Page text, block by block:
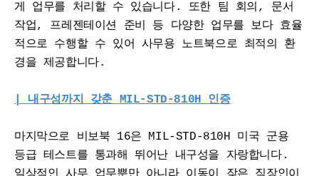
게 업무를 처리할 수 있습니다. 또한 팀 회의, 문서
작업, 프레젠테이션 준비 등 다양한 업무를 보다 효율
적으로 수행할 수 있어 사무용 노트북으로 최적의 환
경을 제공합니다.
| 내구성까지 갖춘 MIL-STD-810H 인증
마지막으로 비보북 16은 MIL-STD-810H 미국 군용
등급 테스트를 통과해 뛰어난 내구성을 자랑합니다.